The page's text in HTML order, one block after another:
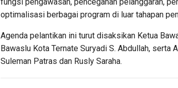
optimalisasi berbagai program di luar tahapan
Agenda pelantikan ini turut disaksikan Ketua
Bawaslu Kota Ternate Suryadi S. Abdullah, serta
Suleman Patras dan Rusly Saraha.